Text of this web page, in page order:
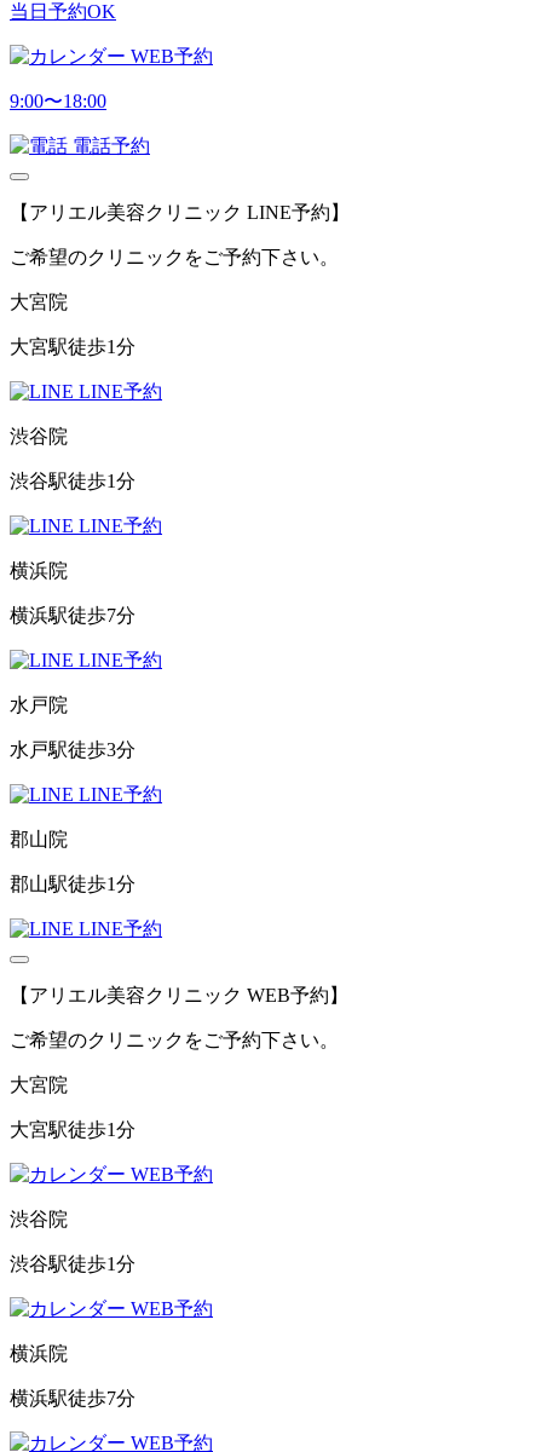
当日予約OK
WEB予約
9:00〜18:00
電話予約
【アリエル美容クリニック LINE予約】
ご希望のクリニックをご予約下さい。
大宮院
大宮駅徒歩1分
LINE予約
渋谷院
渋谷駅徒歩1分
LINE予約
横浜院
横浜駅徒歩7分
LINE予約
水戸院
水戸駅徒歩3分
LINE予約
郡山院
郡山駅徒歩1分
LINE予約
【アリエル美容クリニック WEB予約】
ご希望のクリニックをご予約下さい。
大宮院
大宮駅徒歩1分
WEB予約
渋谷院
渋谷駅徒歩1分
WEB予約
横浜院
横浜駅徒歩7分
WEB予約